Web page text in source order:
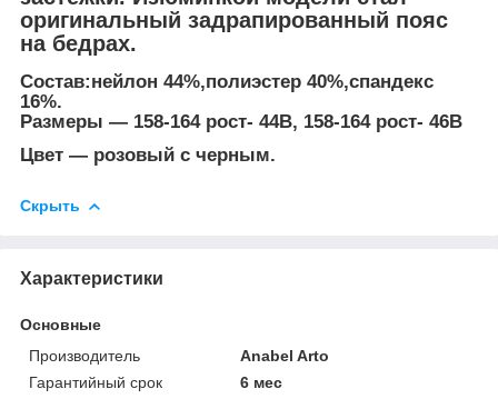
оригинальный задрапированный пояс
на бедрах.
Состав:нейлон 44%,полиэстер 40%,спандекс
16%.
Размеры ― 158-164 рост- 44B, 158-164 рост- 46B
Цвет ― розовый с черным.
Скрыть
Характеристики
Основные
Производитель
Anabel Arto
Гарантийный срок
6 мес